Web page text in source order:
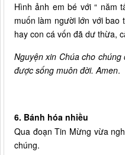
Hình ảnh em bé với “ năm
muốn làm người lớn với bao
hay con cá vốn đã dư thừa,
Nguyện xin Chúa cho
được sống muôn đời. Amen.
6. Bánh hóa nhiều
Qua đoạn Tin Mừng vừa
chúng.